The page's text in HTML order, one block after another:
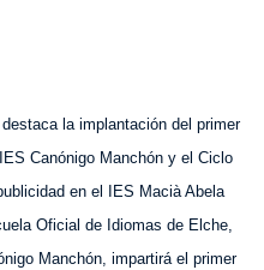
la implantación del primer
Canónigo Manchón y el Ciclo
en el IES Macià Abela
Oficial de Idiomas de Elche,
Manchón, impartirá el primer